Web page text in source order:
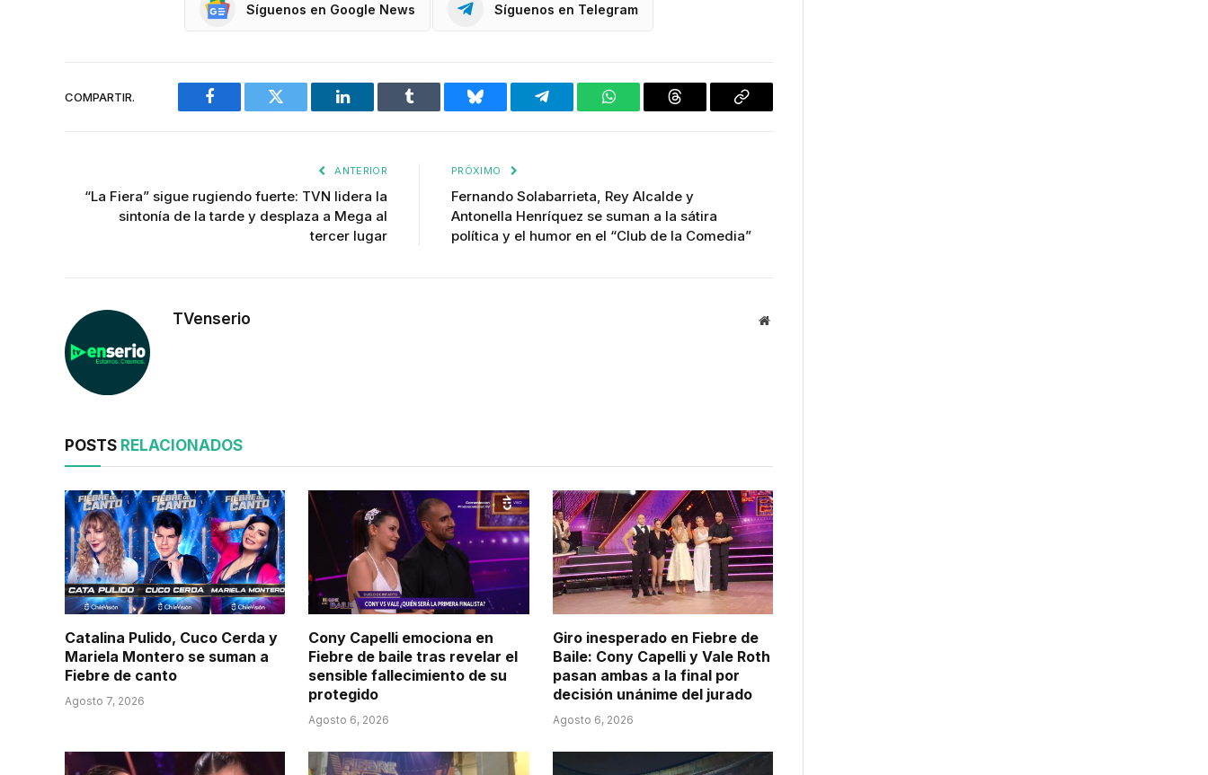
Síguenos en Google News Síguenos en Telegram
COMPARTIR.
Facebook Twitter LinkedIn Tumblr Bluesky Telegram WhatsAppThreads
Copiar
ANTERIOR
“La Fiera” sigue rugiendo fuerte: TVN lidera la
sintonía de la tarde y desplaza a Mega al
tercer lugar
PRÓXIMO
Fernando Solabarrieta, Rey Alcalde y
Antonella Henríquez se suman a la sátira
política y el humor en el “Club de la Comedia”
TVenserio Website
POSTS RELACIONADOS
Catalina Pulido, Cuco Cerda y
Mariela Montero se suman a
Fiebre de canto
Agosto 7, 2026
Cony Capelli emociona en
Fiebre de baile tras revelar el
sensible fallecimiento de su
protegido
Agosto 6, 2026
Giro inesperado en Fiebre de
Baile: Cony Capelli y Vale Roth
pasan ambas a la final por
decisión unánime del jurado
Agosto 6, 2026